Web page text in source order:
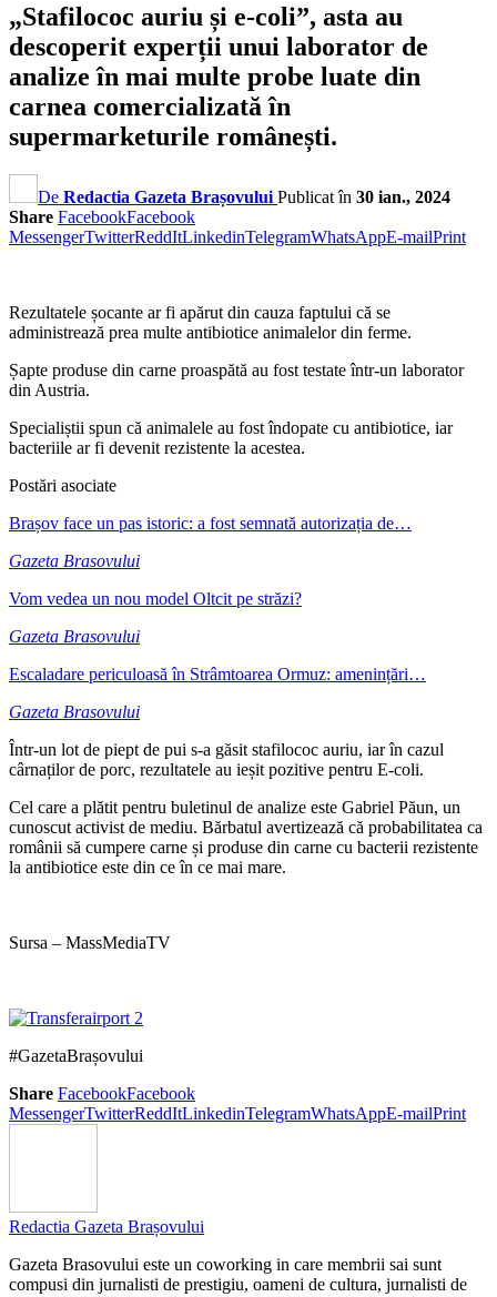
„Stafilococ auriu și e-coli”, asta au
descoperit experții unui laborator de
analize în mai multe probe luate din
carnea comercializată în
supermarketurile românești.
De Redactia Gazeta Brașovului Publicat în 30 ian., 2024
Share FacebookFacebook
MessengerTwitterReddItLinkedinTelegramWhatsAppE-mailPrint
Rezultatele șocante ar fi apărut din cauza faptului că se
administrează prea multe antibiotice animalelor din ferme.
Șapte produse din carne proaspătă au fost testate într-un laborator
din Austria.
Specialiștii spun că animalele au fost îndopate cu antibiotice, iar
bacteriile ar fi devenit rezistente la acestea.
Postări asociate
Brașov face un pas istoric: a fost semnată autorizația de…
Gazeta Brasovului
Vom vedea un nou model Oltcit pe străzi?
Gazeta Brasovului
Escaladare periculoasă în Strâmtoarea Ormuz: amenințări…
Gazeta Brasovului
Într-un lot de piept de pui s-a găsit stafilococ auriu, iar în cazul
cârnaților de porc, rezultatele au ieșit pozitive pentru E-coli.
Cel care a plătit pentru buletinul de analize este Gabriel Păun, un
cunoscut activist de mediu. Bărbatul avertizează că probabilitatea ca
românii să cumpere carne și produse din carne cu bacterii rezistente
la antibiotice este din ce în ce mai mare.
Sursa – MassMediaTV
#GazetaBrașovului
Share FacebookFacebook
MessengerTwitterReddItLinkedinTelegramWhatsAppE-mailPrint
Redactia Gazeta Brașovului
Gazeta Brasovului este un coworking in care membrii sai sunt
compusi din jurnalisti de prestigiu, oameni de cultura, jurnalisti de